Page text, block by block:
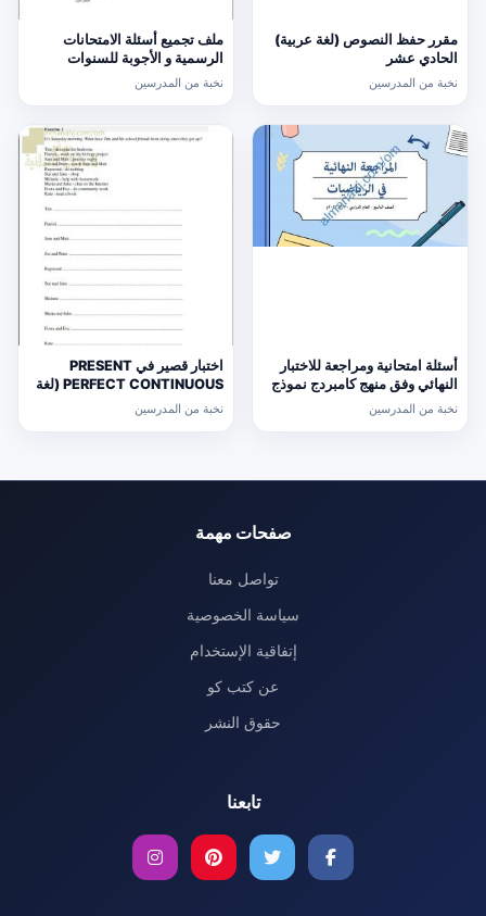
مقرر حفظ النصوص (لغة عربية)
الحادي عشر
نخبة من المدرسين
ملف تجميع أسئلة الامتحانات
الرسمية و الأجوبة للسنوات
السابقة الدور الأول (الامتحانات)
التاسع
نخبة من المدرسين
أسئلة امتحانية ومراجعة للاختبار
النهائي وفق منهج كامبردج نموذج
ثالث (رياضيات) التاسع
نخبة من المدرسين
اختبار قصير في PRESENT
PERFECT CONTINUOUS (لغة
انجليزية) حلقة ثانية
نخبة من المدرسين
صفحات مهمة
تواصل معنا
سياسة الخصوصية
إتفاقية الإستخدام
عن كتب كو
حقوق النشر
تابعنا